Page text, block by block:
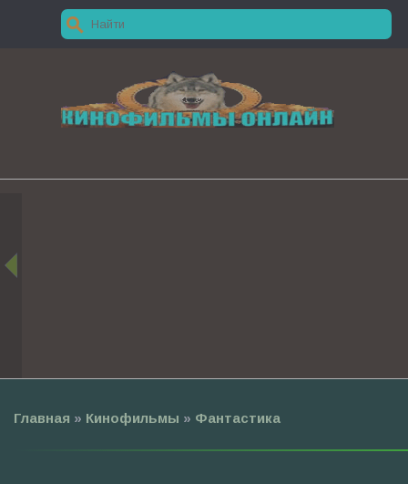
Главная » Кинофильмы » Фантастика